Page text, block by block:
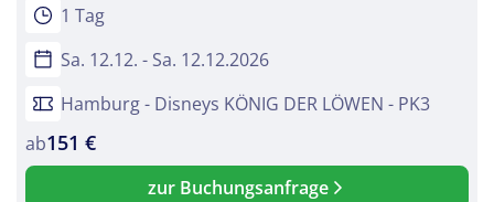
1 Tag
Sa. 12.12. - Sa. 12.12.2026
Hamburg - Disneys KÖNIG DER LÖWEN - PK3
ab151 €
zur Buchungsanfrage